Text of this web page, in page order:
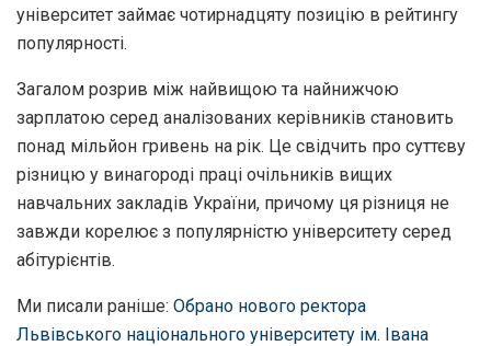
університет займає чотирнадцяту позицію в рейтингу
популярності.
Загалом розрив між найвищою та найнижчою
зарплатою серед аналізованих керівників становить
понад мільйон гривень на рік. Це свідчить про суттєву
різницю у винагороді праці очільників вищих
навчальних закладів України, причому ця різниця не
завжди корелює з популярністю університету серед
абітурієнтів.
Ми писали раніше: Обрано нового ректора
Львівського національного університету ім. Івана